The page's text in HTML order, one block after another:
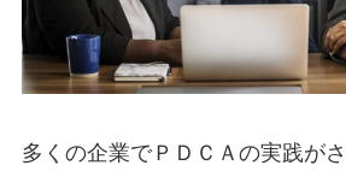
多くの企業でＰＤＣＡの実践が